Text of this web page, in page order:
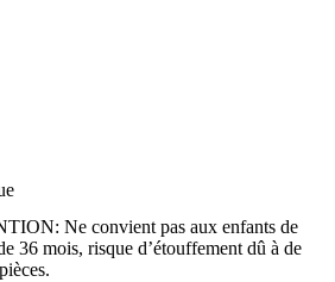
Ne convient pas aux enfants de
36 mois, risque d’étouffement dû à de